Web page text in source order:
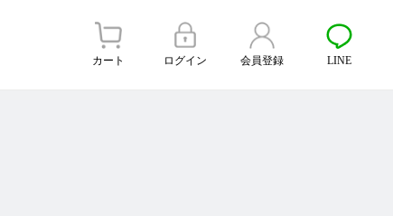
カート ログイン 会員登録 LINE